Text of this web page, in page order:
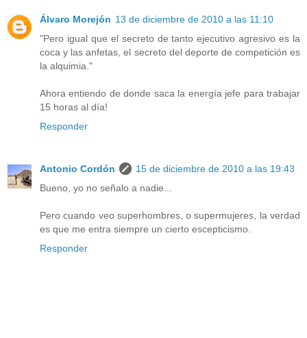
Álvaro Morejón 13 de diciembre de 2010 a las 11:10
"Pero igual que el secreto de tanto ejecutivo agresivo es la
coca y las anfetas, el secreto del deporte de competición es
la alquimia."
Ahora entiendo de donde saca la energía jefe para trabajar
15 horas al día!
Responder
Antonio Cordón
15 de diciembre de 2010 a las 19:43
Bueno, yo no señalo a nadie...
Pero cuando veo superhombres, o supermujeres, la verdad
es que me entra siempre un cierto escepticismo.
Responder